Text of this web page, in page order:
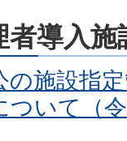
者導入
の施設指
ついて（令